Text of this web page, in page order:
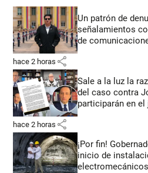
Un patrón de
señalamientos
de
hace 2 horas share
Sale a la luz la
del caso contra
participarán en
hace 2 horas share
¡Por fin!
inicio de